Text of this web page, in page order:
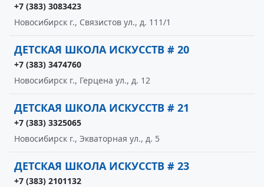
+7 (383) 3083423
Новосибирск г., Связистов ул., д. 111/1
ДЕТСКАЯ ШКОЛА ИСКУССТВ # 20
+7 (383) 3474760
Новосибирск г., Герцена ул., д. 12
ДЕТСКАЯ ШКОЛА ИСКУССТВ # 21
+7 (383) 3325065
Новосибирск г., Экваторная ул., д. 5
ДЕТСКАЯ ШКОЛА ИСКУССТВ # 23
+7 (383) 2101132